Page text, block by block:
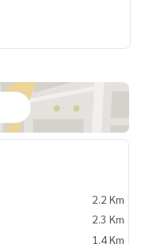
2.2 Km
2.3 Km
1.4 Km